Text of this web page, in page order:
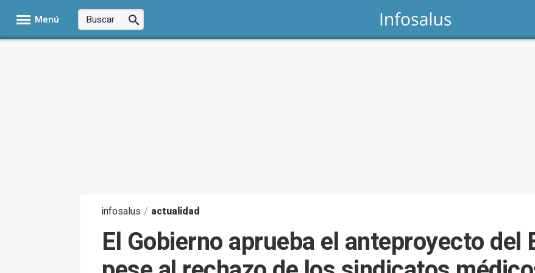
Menú
infosalus / actualidad
El Gobierno aprueba el anteproyecto